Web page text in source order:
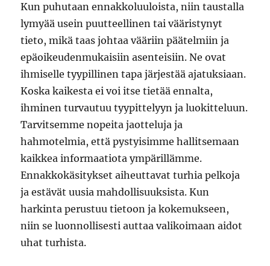
Kun puhutaan ennakkoluuloista, niin taustalla
lymyää usein puutteellinen tai vääristynyt
tieto, mikä taas johtaa vääriin päätelmiin ja
epäoikeudenmukaisiin asenteisiin. Ne ovat
ihmiselle tyypillinen tapa järjestää ajatuksiaan.
Koska kaikesta ei voi itse tietää ennalta,
ihminen turvautuu tyypittelyyn ja luokitteluun.
Tarvitsemme nopeita jaotteluja ja
hahmotelmia, että pystyisimme hallitsemaan
kaikkea informaatiota ympärillämme.
Ennakkokäsitykset aiheuttavat turhia pelkoja
ja estävät uusia mahdollisuuksista. Kun
harkinta perustuu tietoon ja kokemukseen,
niin se luonnollisesti auttaa valikoimaan aidot
uhat turhista.